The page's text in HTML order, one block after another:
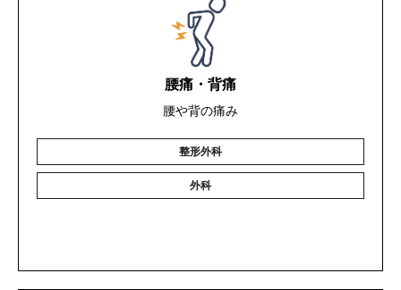
腰痛・背痛
腰や背の痛み
整形外科
外科